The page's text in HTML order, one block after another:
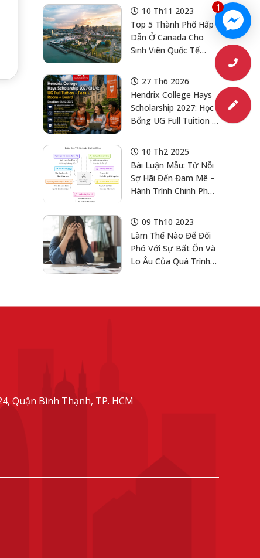
1
10 Th11 2023
Top 5 Thành Phố Hấp
Dẫn Ở Canada Cho
Sinh Viên Quốc Tế
Tốt Nghiệp
27 Th6 2026
Hendrix College Hays
Scholarship 2027: Học
Bổng UG Full Tuition +
Cho Ứng Viên Cử
Nhân Tại Mỹ
10 Th2 2025
Bài Luận Mẫu: Từ Nỗi
Sợ Hãi Đến Đam Mê –
Hành Trình Chinh Phục
Sinh Việt Nam
09 Th10 2023
Làm Thế Nào Để Đối
Phó Với Sự Bất Ổn Và
Lo Âu Của Quá Trình
Quận Bình Thạnh, TP. HCM